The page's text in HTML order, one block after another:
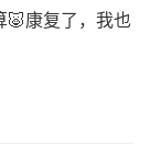
康复了，我也